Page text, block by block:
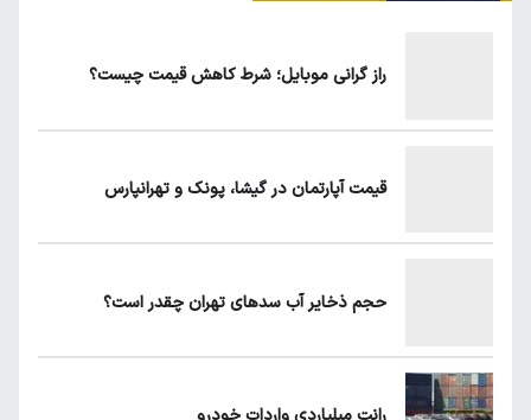
ریزش قیمت خودرو چقدر احتمال دارد؟
بلاگرهای پردرآمد مشمول مالیات هستند
ماجرای محدودیت گوشت برزیلی در اروپا
راز گرانی موبایل؛ شرط کاهش قیمت چیست؟
قیمت آپارتمان در گیشا، پونک و تهرانپارس
حجم ذخایر آب سدهای تهران چقدر است؟